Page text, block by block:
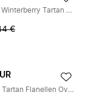
Op Maat Winterberry Tartan Mouw Overhemd
€
Midnight Tartan Flanellen Overhemd